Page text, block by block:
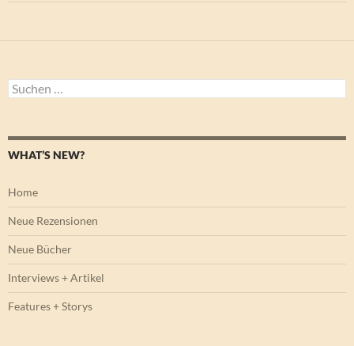
Suchen
nach:
WHAT’S NEW?
Home
Neue Rezensionen
Neue Bücher
Interviews + Artikel
Features + Storys